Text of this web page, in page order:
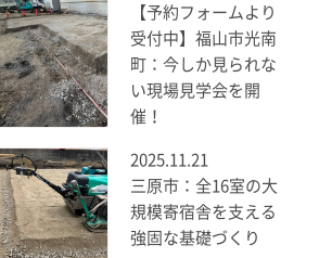
【予約フォームより
受付中】福山市光南
町：今しか見られな
い現場見学会を開
催！
2025.11.21
三原市：全16室の大
規模寄宿舎を支える
強固な基礎づくり